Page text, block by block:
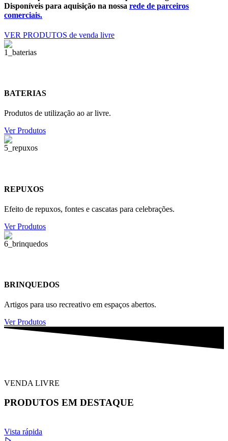
Disponíveis para aquisição na nossa rede de parceiros
comerciais.
VER PRODUTOS de venda livre
BATERIAS
Produtos de utilização ao ar livre.
Ver Produtos
REPUXOS
Efeito de repuxos, fontes e cascatas para celebrações.
Ver Produtos
BRINQUEDOS
Artigos para uso recreativo em espaços abertos.
Ver Produtos
VENDA LIVRE
PRODUTOS EM DESTAQUE
Vista rápida